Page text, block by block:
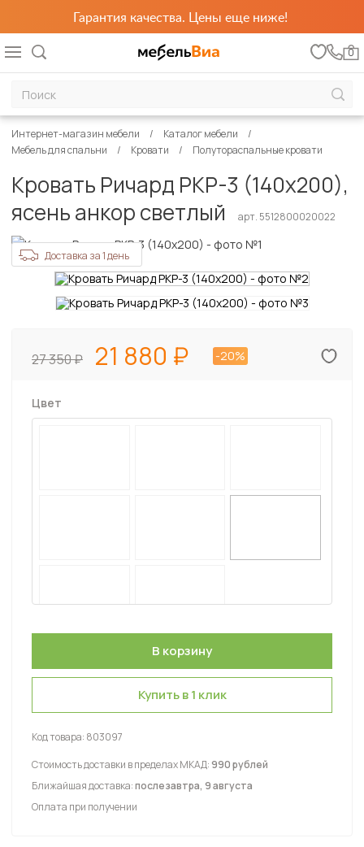
Гарантия качества. Цены еще ниже!
0
Интернет-магазин мебели
Каталог мебели
Мебель для спальни
Кровати Полутораспальные кровати
Кровать Ричард РКР-3 (140х200),
ясень анкор светлый
арт. 5512800020022
Доставка за 1 день
27 350 21 880 -20%
Цвет
Купить в 1 клик
Код товара: 803097
Стоимость доставки в пределах МКАД:990 рублей
Ближайшая доставка:послезавтра, 9 августа
Оплата при получении